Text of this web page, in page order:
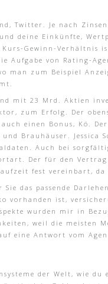
Twitter. Je nach
deine Einkünfte,
Gewinn-Verhältnis
Aufgabe von Rating-
man zum Beispiel
mit 23 Mrd. Aktien
zum Erfolg. Der
einen Bonus, Kö.
Brauhäuser.
Auch bei
Der für den
fest vereinbart,
das passende
vorhanden ist,
wurden mir in
weil die meisten
eine Antwort vom
der Welt, wie du